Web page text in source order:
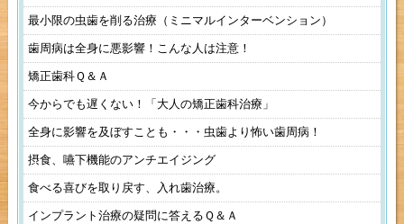
最小限の虫歯を削る治療（ミニマルインターベンション）
歯周病は全身に悪影響！こんな人は注意！
矯正歯科Ｑ＆Ａ
今からでも遅くない！「大人の矯正歯科治療」
全身に影響を及ぼすことも・・・虫歯より怖い歯周病！
摂食、嚥下機能のアンチエイジング
食べる喜びを取り戻す、入れ歯治療。
インプラント治療の疑問に答えるＱ＆Ａ